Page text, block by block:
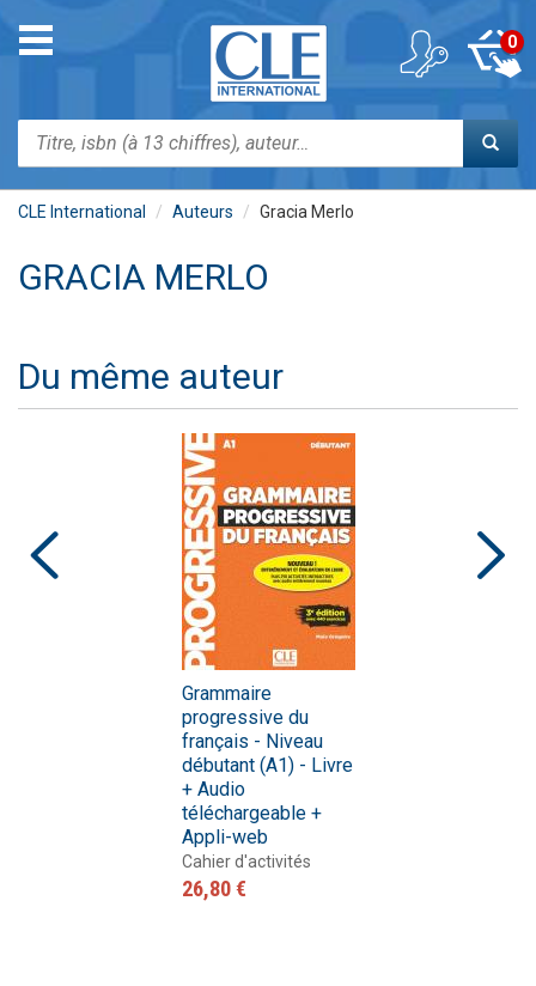
contenu
Toggle
navigation
Rechercher
0
CLE International Auteurs Gracia Merlo
GRACIA MERLO
Du même auteur
Grammaire
progressive du
français - Niveau
débutant (A1) - Livre
+ Audio
téléchargeable +
Appli-web
Cahier d'activités
26,80 €